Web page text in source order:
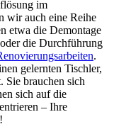
im
wir auch eine Reihe
etwa die Demontage
die Durchführung
.
gelernten Tischler,
Sie brauchen sich
sich auf die
– Ihre